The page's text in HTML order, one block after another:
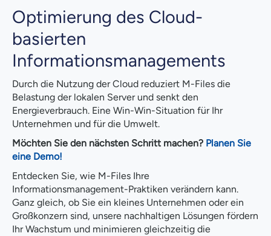
Optimierung des Cloud-
basierten
Informationsmanagements
Durch die Nutzung der Cloud reduziert M-Files die
Belastung der lokalen Server und senkt den
Energieverbrauch. Eine Win-Win-Situation für Ihr
Unternehmen und für die Umwelt.
Möchten Sie den nächsten Schritt machen? Planen Sie
eine Demo!
Entdecken Sie, wie M-Files Ihre
Informationsmanagement-Praktiken verändern kann.
Ganz gleich, ob Sie ein kleines Unternehmen oder ein
Großkonzern sind, unsere nachhaltigen Lösungen fördern
Ihr Wachstum und minimieren gleichzeitig die